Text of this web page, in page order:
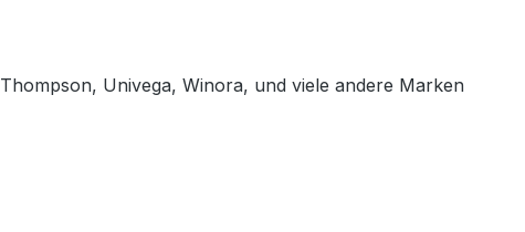
Thompson, Univega, Winora, und viele andere Marken